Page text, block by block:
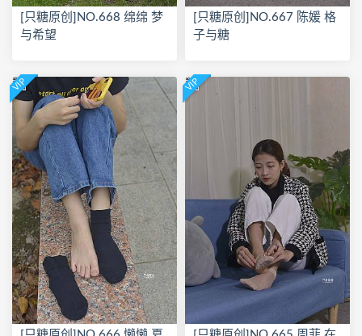
[只糖原创]NO.668 绵绵 梦
与希望
[只糖原创]NO.667 陈媛 格
子与糖
VIP VIP